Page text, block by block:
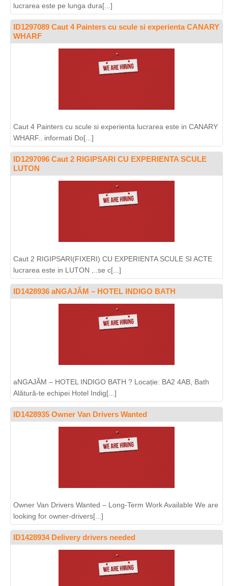
lucrarea este pe lunga dura[...]
ID1297089 Caut 4 Painters cu scule si experienta CANARY
WHARF
Caut 4 Painters cu scule si experienta lucrarea este in CANARY
WHARF.. informati Do[...]
ID1297096 Caut 2 RIGIPSARI CU EXPERIENTA SCULE
LUTON
Caut 2 RIGIPSARI(FIXERI) CU EXPERIENTA SCULE SI ACTE
lucrarea este in LUTON ,..se c[...]
ID1428936 aNGAJĂM – HOTEL INDIGO BATH
aNGAJĂM – HOTEL INDIGO BATH ? Locație: BA2 4AB, Bath
Alătură-te echipei Hotel Indig[...]
ID1428935 Owner Van Drivers Wanted
Owner Van Drivers Wanted – Long-Term Work Available We are
looking for owner-drivers[...]
ID1428934 Delivery drivers needed